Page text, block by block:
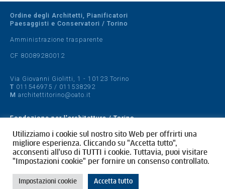
Ordine degli Architetti, Pianificatori
Paesaggisti e Conservatori / Torino
Amministrazione trasparente
CF 80089280012
Via Giovanni Giolitti, 1 - 10123 Torino
T 011546975 / 011538292
M architettitorino@oato.it
Fondazione per l'architettura / Torino
Designed by quattrolinee.it
Cookie Policy
Privacy Policy
Utilizziamo i cookie sul nostro sito Web per offrirti una
migliore esperienza. Cliccando su "Accetta tutto",
acconsenti all'uso di TUTTI i cookie. Tuttavia, puoi visitare
"Impostazioni cookie" per fornire un consenso controllato.
Impostazioni cookie Accetta tutto